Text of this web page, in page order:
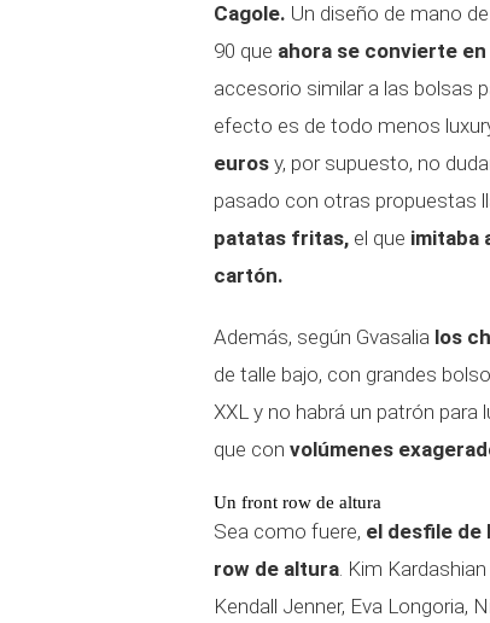
Cagole. Un diseño de mano
90 que ahora se convierte
accesorio similar a las bolsas
efecto es de todo menos
euros y, por supuesto, no
pasado con otras propuestas
patatas fritas, el que imitaba
cartón.
Además, según Gvasalia los
de talle bajo, con grandes
XXL y no habrá un patrón
que con volúmenes
Un front row de altura
Sea como fuere, el desfile de
row de altura. Kim
Kendall Jenner, Eva Longoria,